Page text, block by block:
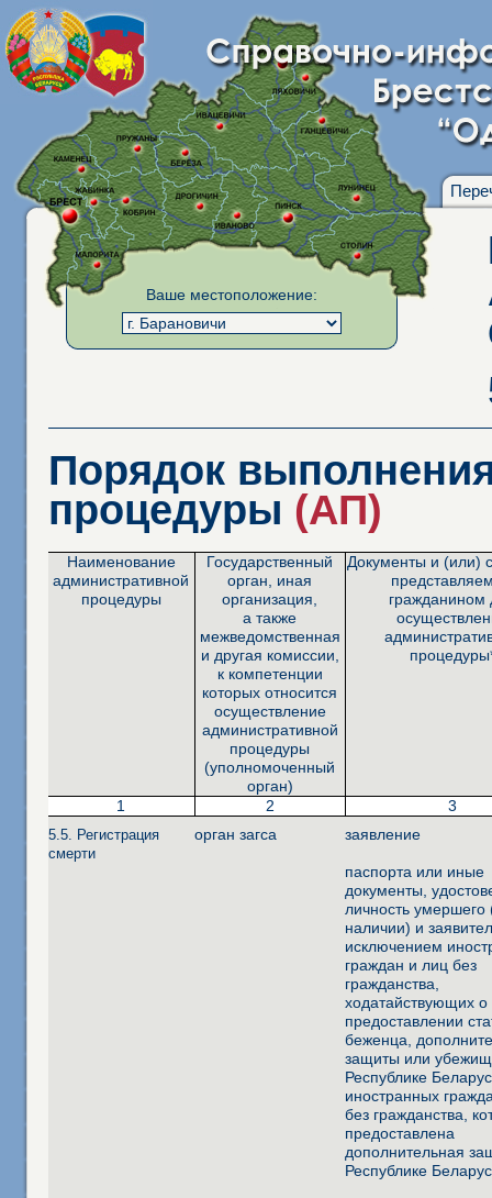
Ваше местоположение:
Порядок
процедуры (АП)
Наименование
административной
процедуры
Государственный
орган, иная
организация,
а также
межведомственная
и другая комиссии,
к компетенции
которых относится
осуществление
административной
процедуры
(уполномоченный
орган)
Документы и (или)
гражданином
1 2 3
5.5. Регистрация
смерти
орган загса заявление
паспорта или иные
документы,
личность умершего
наличии) и
исключением
граждан и лиц без
гражданства,
ходатайствующих о
предоставлении
беженца,
защиты или
Республике
иностранных
без гражданства,
предоставлена
дополнительная
Республике